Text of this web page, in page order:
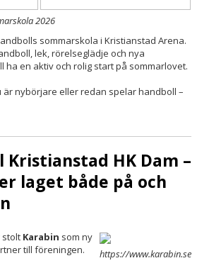
2026
sommarskola i Kristianstad Arena.
lek, rörelseglädje och nya
ha en aktiv och rolig start på sommarlovet.
är nybörjare eller redan spelar handboll –
Kristianstad HK Dam –
laget både på och
https://www.karabin.se
stolt Karabin som ny
till föreningen.